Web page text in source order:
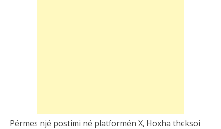
Përmes një postimi në platformën X, Hoxha theksoi